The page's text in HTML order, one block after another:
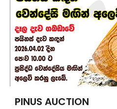
PINUS AUCTION